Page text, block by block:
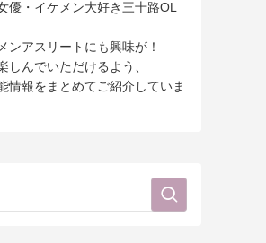
優・イケメン大好き三十路OL
ンアスリートにも興味が！
しんでいただけるよう、
情報をまとめてご紹介していま